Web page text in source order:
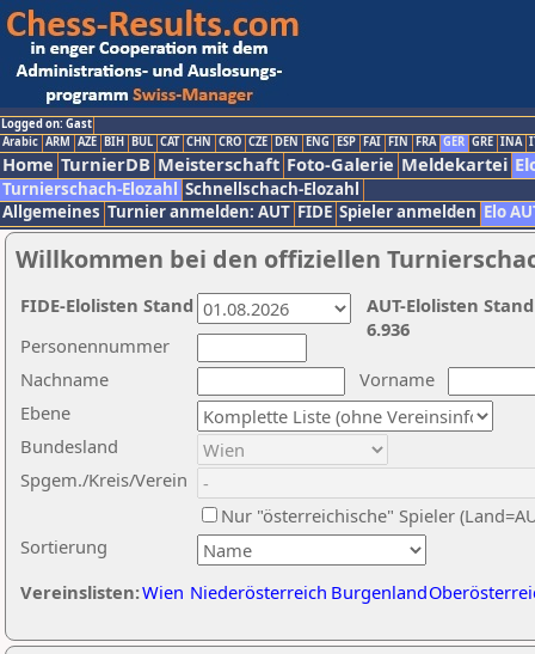
Logged on: Gast
Arabic ARM AZE BIH BUL CAT CHN CRO CZE DEN ENG ESP FAI FIN FRA GER GRE INA
Home TurnierDB Meisterschaft Foto-Galerie Meldekartei
Turnierschach-Elozahl Schnellschach-Elozahl
Allgemeines Turnier anmelden: AUT FIDE Spieler anmelden Elo
Willkommen bei den offiziellen
Nachname
Vorname
Ebene
Sortierung
Personennummer
Bundesland
Spgem./Kreis/Verein
Nur "österreichische" Spieler
Vereinslisten:Wien Niederösterreich Burgenland
AUT-Elolisten
6.936
FIDE-Elolisten Stand